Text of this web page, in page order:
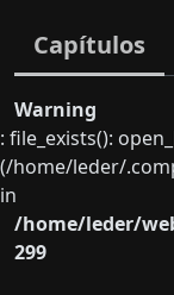
Capítulos
Warning
: file_exists():
(/home/leder/
in
/home/leder/
299